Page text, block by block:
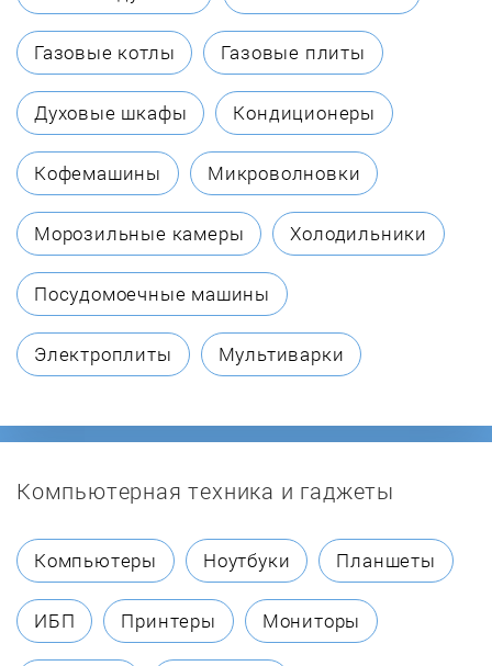
Daikin
Dantex
Davoline
De'Longhi
Ekodom
Endever
Euromate
Газовые котлы Газовые плиты
Духовые шкафы Кондиционеры
Кофемашины Микроволновки
Морозильные камеры Холодильники
Посудомоечные машины
Электроплиты Мультиварки
Компьютерная техника и гаджеты
Компьютеры Ноутбуки Планшеты
ИБП Принтеры Мониторы